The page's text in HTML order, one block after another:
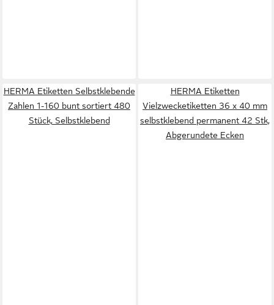
HERMA Etiketten Selbstklebende
Zahlen 1-160 bunt sortiert 480
Stück, Selbstklebend
HERMA Etiketten
Vielzwecketiketten 36 x 40 mm
selbstklebend permanent 42 Stk,
Abgerundete Ecken